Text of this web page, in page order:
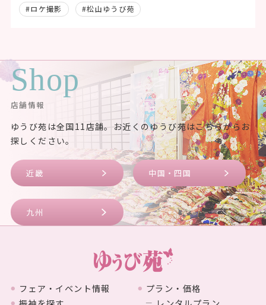
#ロケ撮影
#松山ゆうび苑
Shop
店舗情報
ゆうび苑は全国11店舗。お近くのゆうび苑はこちらからお
探しください。
近畿 中国・四国
九州
フェア・イベント情報
プラン・価格